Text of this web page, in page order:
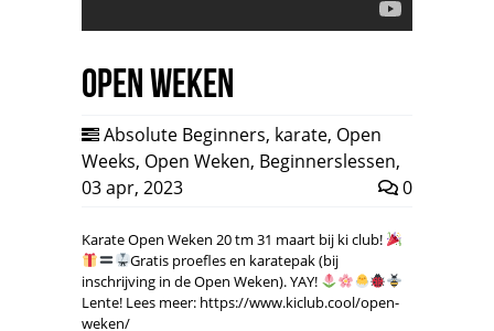
Open Weken
Absolute Beginners, karate, Open
Weeks, Open Weken, Beginnerslessen,
03 apr, 2023
0
Karate Open Weken 20 tm 31 maart bij ki club!
Gratis proefles en karatepak (bij
inschrijving in de Open Weken). YAY!
Lente! Lees meer: https://www.kiclub.cool/open-
weken/